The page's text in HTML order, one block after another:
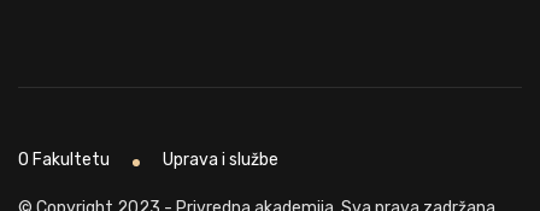
O Fakultetu Uprava i službe